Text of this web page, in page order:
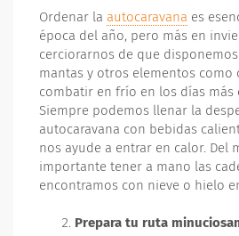
Ordenar la autocaravana es
época del año, pero más en
cerciorarnos de que
mantas y otros elementos como
combatir en frío en los días más
Siempre podemos llenar la
autocaravana con bebidas
nos ayude a entrar en calor. Del
importante tener a mano las
encontramos con nieve o hielo
Prepara tu ruta